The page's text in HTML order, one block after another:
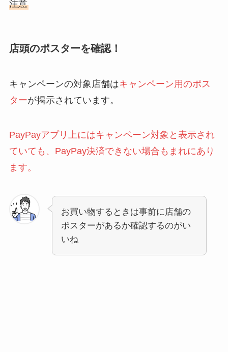
注意
店頭のポスターを確認！
キャンペーンの対象店舗はキャンペーン用のポス
ターが掲示されています。
PayPayアプリ上にはキャンペーン対象と表示され
ていても、PayPay決済できない場合もまれにあり
ます。
お買い物するときは事前に店舗の
ポスターがあるか確認するのがい
いね